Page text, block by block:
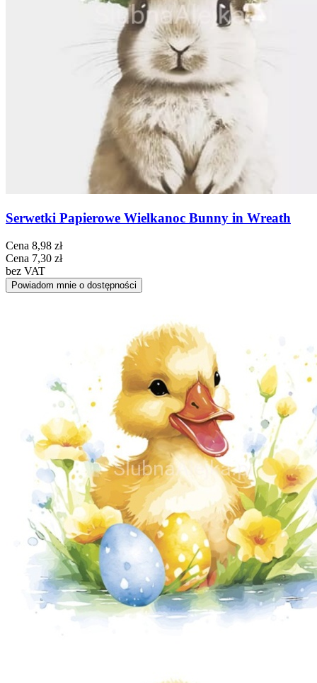
Serwetki Papierowe Wielkanoc Bunny in Wreath
Cena 8,98 zł
Cena 7,30 zł
bez VAT
Powiadom mnie o dostępności